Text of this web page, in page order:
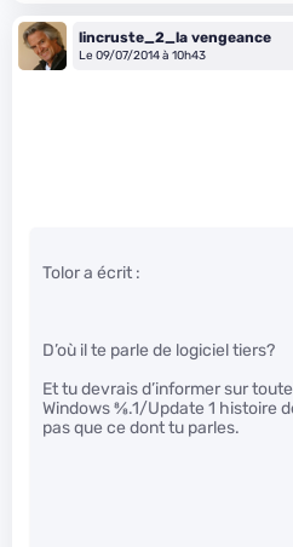
lincruste_2_la vengeance
Le 09/07/2014 à 10h43
Tolor a écrit :
D’où il te parle de logiciel tiers?
Et tu devrais d’informer sur
Windows8⁄8.1/Update 1 histoire
pas que ce dont tu parles.